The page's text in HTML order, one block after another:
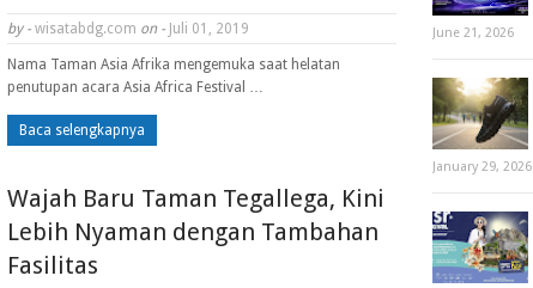
by - wisatabdg.com on - Juli 01, 2019
Nama Taman Asia Afrika mengemuka saat helatan
penutupan acara Asia Africa Festival …
Baca selengkapnya
Wajah Baru Taman Tegallega, Kini
Lebih Nyaman dengan Tambahan
Fasilitas
June 21, 2026
January 29, 2026